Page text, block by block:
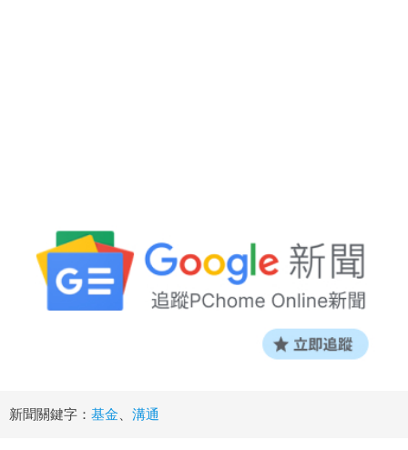
新聞關鍵字： 基金 溝通